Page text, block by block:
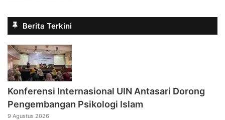
Berita Terkini
Konferensi Internasional UIN Antasari Dorong
Pengembangan Psikologi Islam
9 Agustus 2026